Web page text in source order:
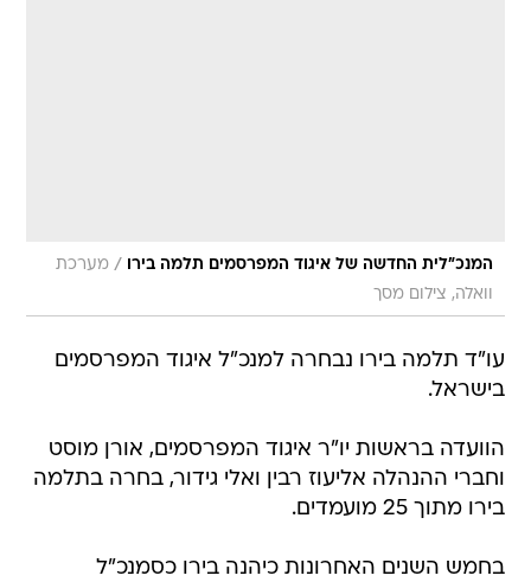
המנכ"לית החדשה של איגוד המפרסמים תלמה בירו / מערכת
וואלה, צילום מסך
עו"ד תלמה בירו נבחרה למנכ"ל איגוד המפרסמים
בישראל.
הוועדה בראשות יו"ר איגוד המפרסמים, אורן מוסט
וחברי ההנהלה אליעוז רבין ואלי גידור, בחרה בתלמה
בירו מתוך 25 מועמדים.
בחמש השנים האחרונות כיהנה בירו כסמנכ"ל